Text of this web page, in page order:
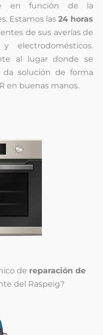
en función de la
Estamos las 24 horas
de sus averías de
electrodomésticos.
al lugar donde se
solución de forma
en buenas manos.
de reparación de
del Raspeig?